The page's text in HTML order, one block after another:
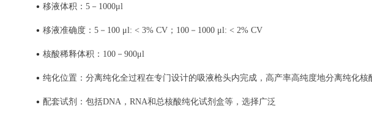
•移液体积：5－1000μl
•移液准确度：5－100 μl: < 3% CV；100－1000 μl: < 2% CV
•核酸稀释体积：100－900μl
•纯化位置：分离纯化全过程在专门设计的吸液枪头内完成，高产率高纯度地分离纯化核
•配套试剂：包括DNA，RNA和总核酸纯化试剂盒等，选择广泛